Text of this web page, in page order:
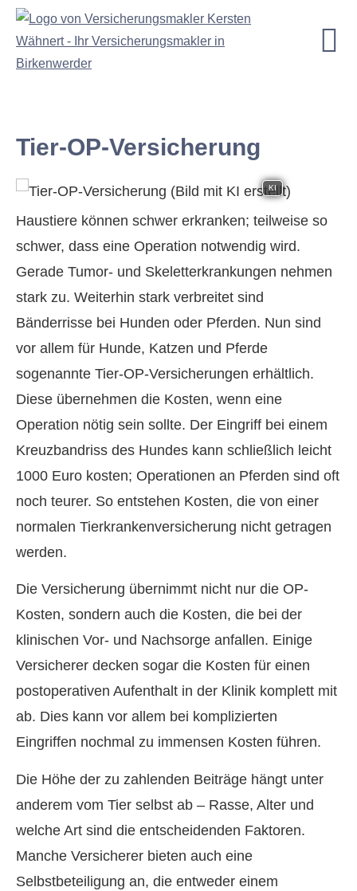
Tier-OP-Versicherung
KI
Haustiere können schwer erkranken; teilweise so
schwer, dass eine Operation notwendig wird.
Gerade Tumor- und Skeletterkrankungen nehmen
stark zu. Weiterhin stark verbreitet sind
Bänderrisse bei Hunden oder Pferden. Nun sind
vor allem für Hunde, Katzen und Pferde
sogenannte Tier-OP-Versicherungen erhältlich.
Diese übernehmen die Kosten, wenn eine
Operation nötig sein sollte. Der Eingriff bei einem
Kreuzbandriss des Hundes kann schließlich leicht
1000 Euro kosten; Operationen an Pferden sind oft
noch teurer. So entstehen Kosten, die von einer
normalen Tierkrankenversicherung nicht getragen
werden.
Die Versicherung übernimmt nicht nur die OP-
Kosten, sondern auch die Kosten, die bei der
klinischen Vor- und Nachsorge anfallen. Einige
Versicherer decken sogar die Kosten für einen
postoperativen Aufenthalt in der Klinik komplett mit
ab. Dies kann vor allem bei komplizierten
Eingriffen nochmal zu immensen Kosten führen.
Die Höhe der zu zahlenden Beiträge hängt unter
anderem vom Tier selbst ab – Rasse, Alter und
welche Art sind die entscheidenden Faktoren.
Manche Versicherer bieten auch eine
Selbstbeteiligung an, die entweder einem